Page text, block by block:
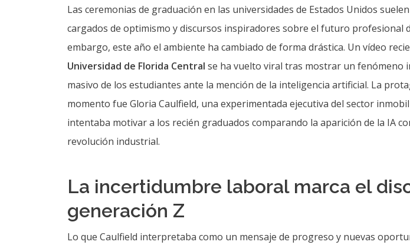
Las ceremonias de graduación en las universidades de Estados Unidos
cargados de optimismo y discursos inspiradores sobre el futuro profesional
embargo, este año el ambiente ha cambiado de forma drástica. Un vídeo
Universidad de Florida Central se ha vuelto viral tras mostrar un fenómeno
masivo de los estudiantes ante la mención de la inteligencia artificial. La
momento fue Gloria Caulfield, una experimentada ejecutiva del sector
intentaba motivar a los recién graduados comparando la aparición de la IA
revolución industrial.
La incertidumbre laboral marca el
generación Z
Lo que Caulfield interpretaba como un mensaje de progreso y nuevas